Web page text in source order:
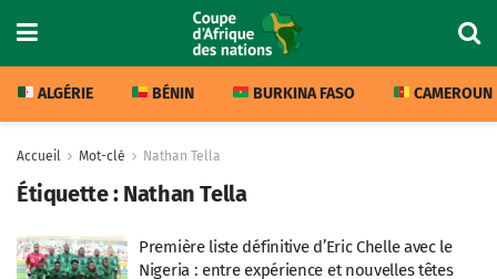
ALGÉRIE BÉNIN BURKINA FASO CAMEROUN
Accueil Mot-clé Nathan Tella
Étiquette : Nathan Tella
Première liste définitive d’Eric Chelle avec le
Nigeria : entre expérience et nouvelles têtes